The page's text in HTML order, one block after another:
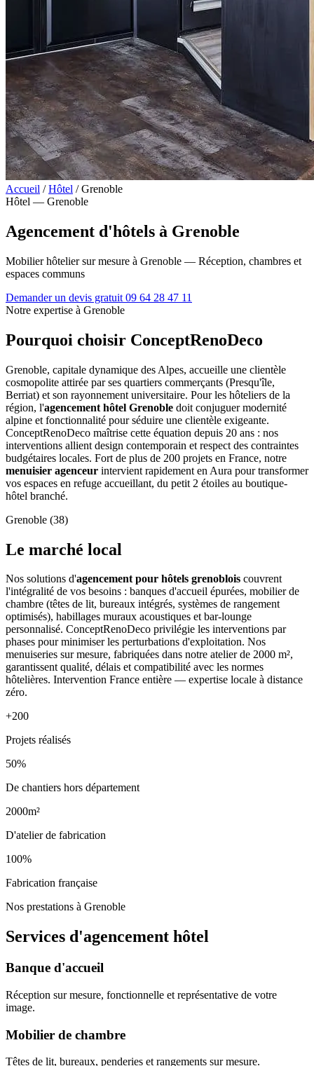
Accueil / Hôtel / Grenoble
Hôtel — Grenoble
Agencement d'hôtels à Grenoble
Mobilier hôtelier sur mesure à Grenoble — Réception, chambres et
espaces communs
Demander un devis gratuit 09 64 28 47 11
Notre expertise à Grenoble
Pourquoi choisir ConceptRenoDeco
Grenoble, capitale dynamique des Alpes, accueille une clientèle
cosmopolite attirée par ses quartiers commerçants (Presqu'île,
Berriat) et son rayonnement universitaire. Pour les hôteliers de la
région, l'agencement hôtel Grenoble doit conjuguer modernité
alpine et fonctionnalité pour séduire une clientèle exigeante.
ConceptRenoDeco maîtrise cette équation depuis 20 ans : nos
interventions allient design contemporain et respect des contraintes
budgétaires locales. Fort de plus de 200 projets en France, notre
menuisier agenceur intervient rapidement en Aura pour transformer
vos espaces en refuge accueillant, du petit 2 étoiles au boutique-
hôtel branché.
Grenoble (38)
Le marché local
Nos solutions d'agencement pour hôtels grenoblois couvrent
l'intégralité de vos besoins : banques d'accueil épurées, mobilier de
chambre (têtes de lit, bureaux intégrés, systèmes de rangement
optimisés), habillages muraux acoustiques et bar-lounge
personnalisé. ConceptRenoDeco privilégie les interventions par
phases pour minimiser les perturbations d'exploitation. Nos
menuiseries sur mesure, fabriquées dans notre atelier de 2000 m²,
garantissent qualité, délais et compatibilité avec les normes
hôtelières. Intervention France entière — expertise locale à distance
zéro.
+200
Projets réalisés
50%
De chantiers hors département
2000m²
D'atelier de fabrication
100%
Fabrication française
Nos prestations à Grenoble
Services d'agencement hôtel
Banque d'accueil
Réception sur mesure, fonctionnelle et représentative de votre
image.
Mobilier de chambre
Têtes de lit, bureaux, penderies et rangements sur mesure.